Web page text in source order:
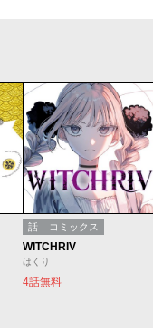
話 コミックス
WITCHRIV
はくり
4話無料